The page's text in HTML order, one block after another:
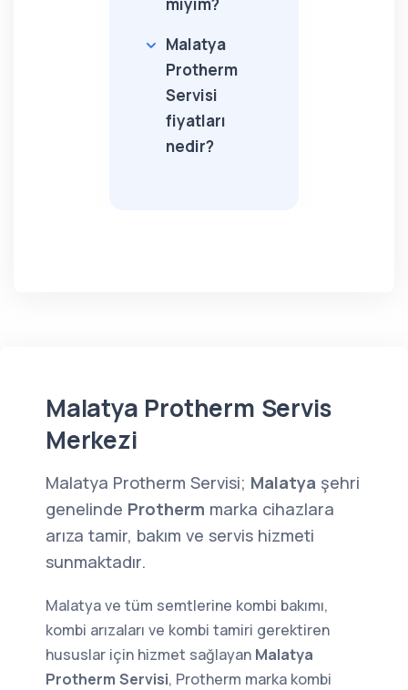
Malatya
Protherm
Servisi
fiyatları
nedir?
Malatya Protherm Servis
Merkezi
Malatya Protherm Servisi; Malatya şehri
genelinde Protherm marka cihazlara
arıza tamir, bakım ve servis hizmeti
sunmaktadır.
Malatya ve tüm semtlerine kombi bakımı,
kombi arızaları ve kombi tamiri gerektiren
hususlar için hizmet sağlayan Malatya
Protherm Servisi, Protherm marka kombi